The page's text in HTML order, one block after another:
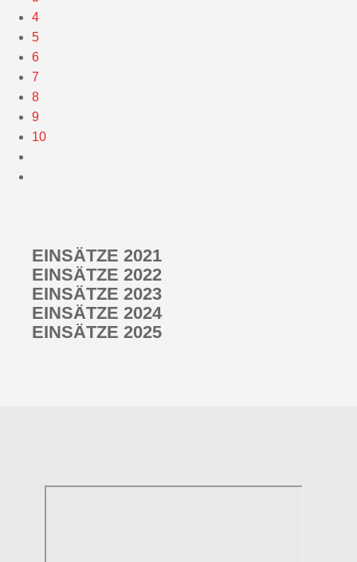
4
5
6
7
8
9
10
EINSÄTZE 2021
EINSÄTZE 2022
EINSÄTZE 2023
EINSÄTZE 2024
EINSÄTZE 2025